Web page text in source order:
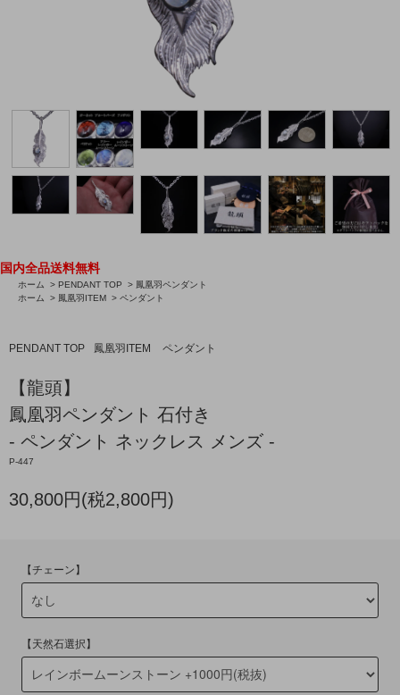
国内全品送料無料
ホーム > PENDANT TOP > 鳳凰羽ペンダント
ホーム
> 鳳凰羽ITEM > ペンダント
PENDANT TOP 鳳凰羽ITEM ペンダント
【龍頭】
鳳凰羽ペンダント 石付き
- ペンダント ネックレス メンズ -
P-447
30,800円(税2,800円)
【チェーン】
【天然石選択】